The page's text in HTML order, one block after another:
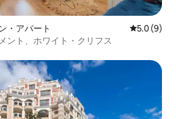
・アパート レビュー9
5.0 (9)
ント、ホワイト・クリフス